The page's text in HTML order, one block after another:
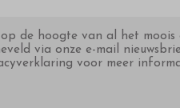
de hoogte van al het moois
via onze e-mail
voor meer